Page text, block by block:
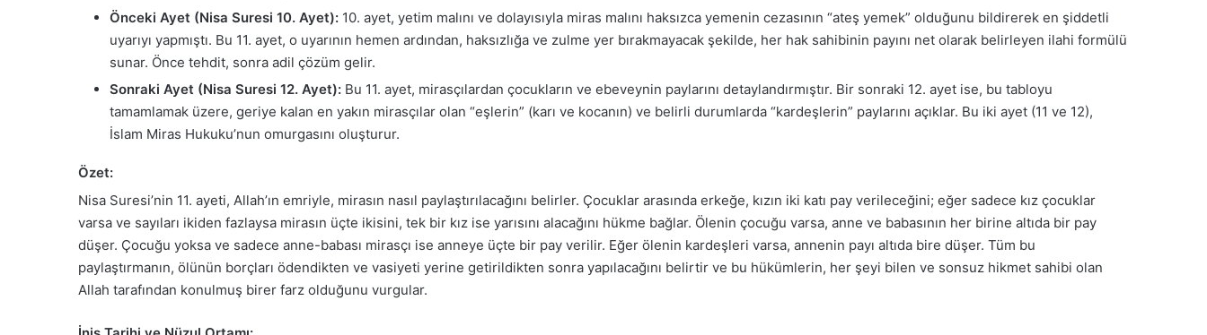
Önceki Ayet (Nisa Suresi 10. Ayet): 10. ayet, yetim malını ve dolayısıyla miras malını haksızca yemenin cezasının “ateş yemek” olduğunu bildirerek en şiddetli
uyarıyı yapmıştı. Bu 11. ayet, o uyarının hemen ardından, haksızlığa ve zulme yer bırakmayacak şekilde, her hak sahibinin payını net olarak belirleyen ilahi formülü
sunar. Önce tehdit, sonra adil çözüm gelir.
Sonraki Ayet (Nisa Suresi 12. Ayet): Bu 11. ayet, mirasçılardan çocukların ve ebeveynin paylarını detaylandırmıştır. Bir sonraki 12. ayet ise, bu tabloyu
tamamlamak üzere, geriye kalan en yakın mirasçılar olan “eşlerin” (karı ve kocanın) ve belirli durumlarda “kardeşlerin” paylarını açıklar. Bu iki ayet (11 ve 12),
İslam Miras Hukuku’nun omurgasını oluşturur.
Özet:
Nisa Suresi’nin 11. ayeti, Allah’ın emriyle, mirasın nasıl paylaştırılacağını belirler. Çocuklar arasında erkeğe, kızın iki katı pay verileceğini; eğer sadece kız çocuklar
varsa ve sayıları ikiden fazlaysa mirasın üçte ikisini, tek bir kız ise yarısını alacağını hükme bağlar. Ölenin çocuğu varsa, anne ve babasının her birine altıda bir pay
düşer. Çocuğu yoksa ve sadece anne-babası mirasçı ise anneye üçte bir pay verilir. Eğer ölenin kardeşleri varsa, annenin payı altıda bire düşer. Tüm bu
paylaştırmanın, ölünün borçları ödendikten ve vasiyeti yerine getirildikten sonra yapılacağını belirtir ve bu hükümlerin, her şeyi bilen ve sonsuz hikmet sahibi olan
Allah tarafından konulmuş birer farz olduğunu vurgular.